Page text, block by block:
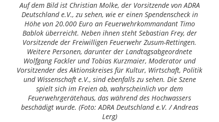
Auf dem Bild ist Christian Molke, der Vorsitzende von ADRA
Deutschland e.V., zu sehen, wie er einen Spendenscheck in
Höhe von 20.000 Euro an Feuerwehrkommandant Timo
Bablok überreicht. Neben ihnen steht Sebastian Frey, der
Vorsitzende der Freiwilligen Feuerwehr Zusum-Rettingen.
Weitere Personen, darunter der Landtagsabgeordnete
Wolfgang Fackler und Tobias Kurzmaier, Moderator und
Vorsitzender des Aktionskreises für Kultur, Wirtschaft, Politik
und Wissenschaft e.V., sind ebenfalls zu sehen. Die Szene
spielt sich im Freien ab, wahrscheinlich vor dem
Feuerwehrgerätehaus, das während des Hochwassers
beschädigt wurde. (Foto: ADRA Deutschland e.V. / Andreas
Lerg)